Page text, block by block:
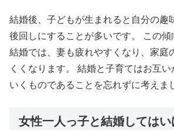
結婚後、子どもが生まれると自分の趣
後回しにすることが多いです。 この
結婚では、妻も疲れやすくなり、家庭
くくなります。 結婚と子育てはお互
いくものであることを忘れずに考えま
女性一人っ子と結婚しては